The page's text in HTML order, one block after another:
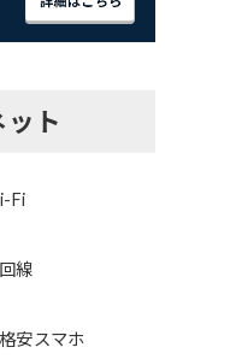
ト
Fi
線
格安スマホ